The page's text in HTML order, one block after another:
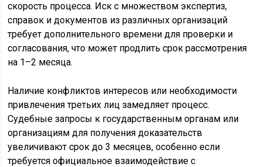
скорость процесса. Иск с множеством экспертиз,
справок и документов из различных организаций
требует дополнительного времени для проверки и
согласования, что может продлить срок рассмотрения
на 1–2 месяца.
Наличие конфликтов интересов или необходимости
привлечения третьих лиц замедляет процесс.
Судебные запросы к государственным органам или
организациям для получения доказательств
увеличивают срок до 3 месяцев, особенно если
требуется официальное взаимодействие с